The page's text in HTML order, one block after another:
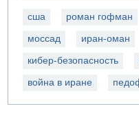
сша роман гофман
моссад иран-оман
кибер-безопасность
война в иране